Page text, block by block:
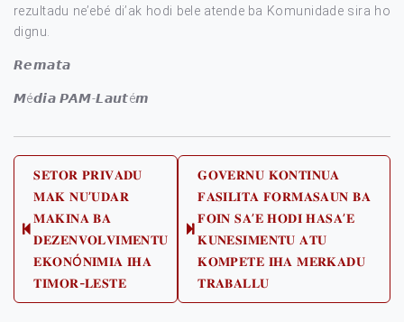
rezultadu ne’ebé di’ak hodi bele atende ba Komunidade sira ho
dignu.
𝙍𝙚𝙢𝙖𝙩𝙖
𝙈é𝙙𝙞𝙖 𝙋𝘼𝙈-𝙇𝙖𝙪𝙩é𝙢
Post
navigation
Previous
post:
𝐒𝐄𝐓𝐎𝐑 𝐏𝐑𝐈𝐕𝐀𝐃𝐔
𝐌𝐀𝐊 𝐍𝐔’𝐔𝐃𝐀𝐑
𝐌𝐀𝐊𝐈𝐍𝐀 𝐁𝐀
𝐃𝐄𝐙𝐄𝐍𝐕𝐎𝐋𝐕𝐈𝐌𝐄𝐍𝐓𝐔
𝐄𝐊𝐎𝐍Ó𝐍𝐈𝐌𝐈𝐀 𝐈𝐇𝐀
𝐓𝐈𝐌𝐎𝐑-𝐋𝐄𝐒𝐓𝐄
Next
post:
𝐆𝐎𝐕𝐄𝐑𝐍𝐔 𝐊𝐎𝐍𝐓𝐈𝐍𝐔𝐀
𝐅𝐀𝐒𝐈𝐋𝐈𝐓𝐀 𝐅𝐎𝐑𝐌𝐀𝐒𝐀𝐔𝐍 𝐁𝐀
𝐅𝐎𝐈𝐍 𝐒𝐀’𝐄 𝐇𝐎𝐃𝐈 𝐇𝐀𝐒𝐀’𝐄
𝐊𝐔𝐍𝐄𝐒𝐈𝐌𝐄𝐍𝐓𝐔 𝐀𝐓𝐔
𝐊𝐎𝐌𝐏𝐄𝐓𝐄 𝐈𝐇𝐀 𝐌𝐄𝐑𝐊𝐀𝐃𝐔
𝐓𝐑𝐀𝐁𝐀𝐋𝐋𝐔